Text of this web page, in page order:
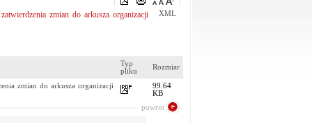
XML
zmian do arkusza organizacji
Typ
pliku
Rozmiar
zmian do arkusza organizacji
99.64
KB
powrot